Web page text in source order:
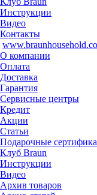
Инструкции
Видео
Контакты
О компании
Оплата
Доставка
Гарантия
Сервисные центры
Кредит
Акции
Статьи
Подарочные
Клуб Braun
Инструкции
Видео
Архив товаров